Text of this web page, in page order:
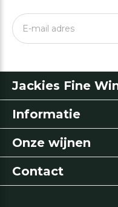
Jackies Fine
Informatie
Onze wijnen
Contact